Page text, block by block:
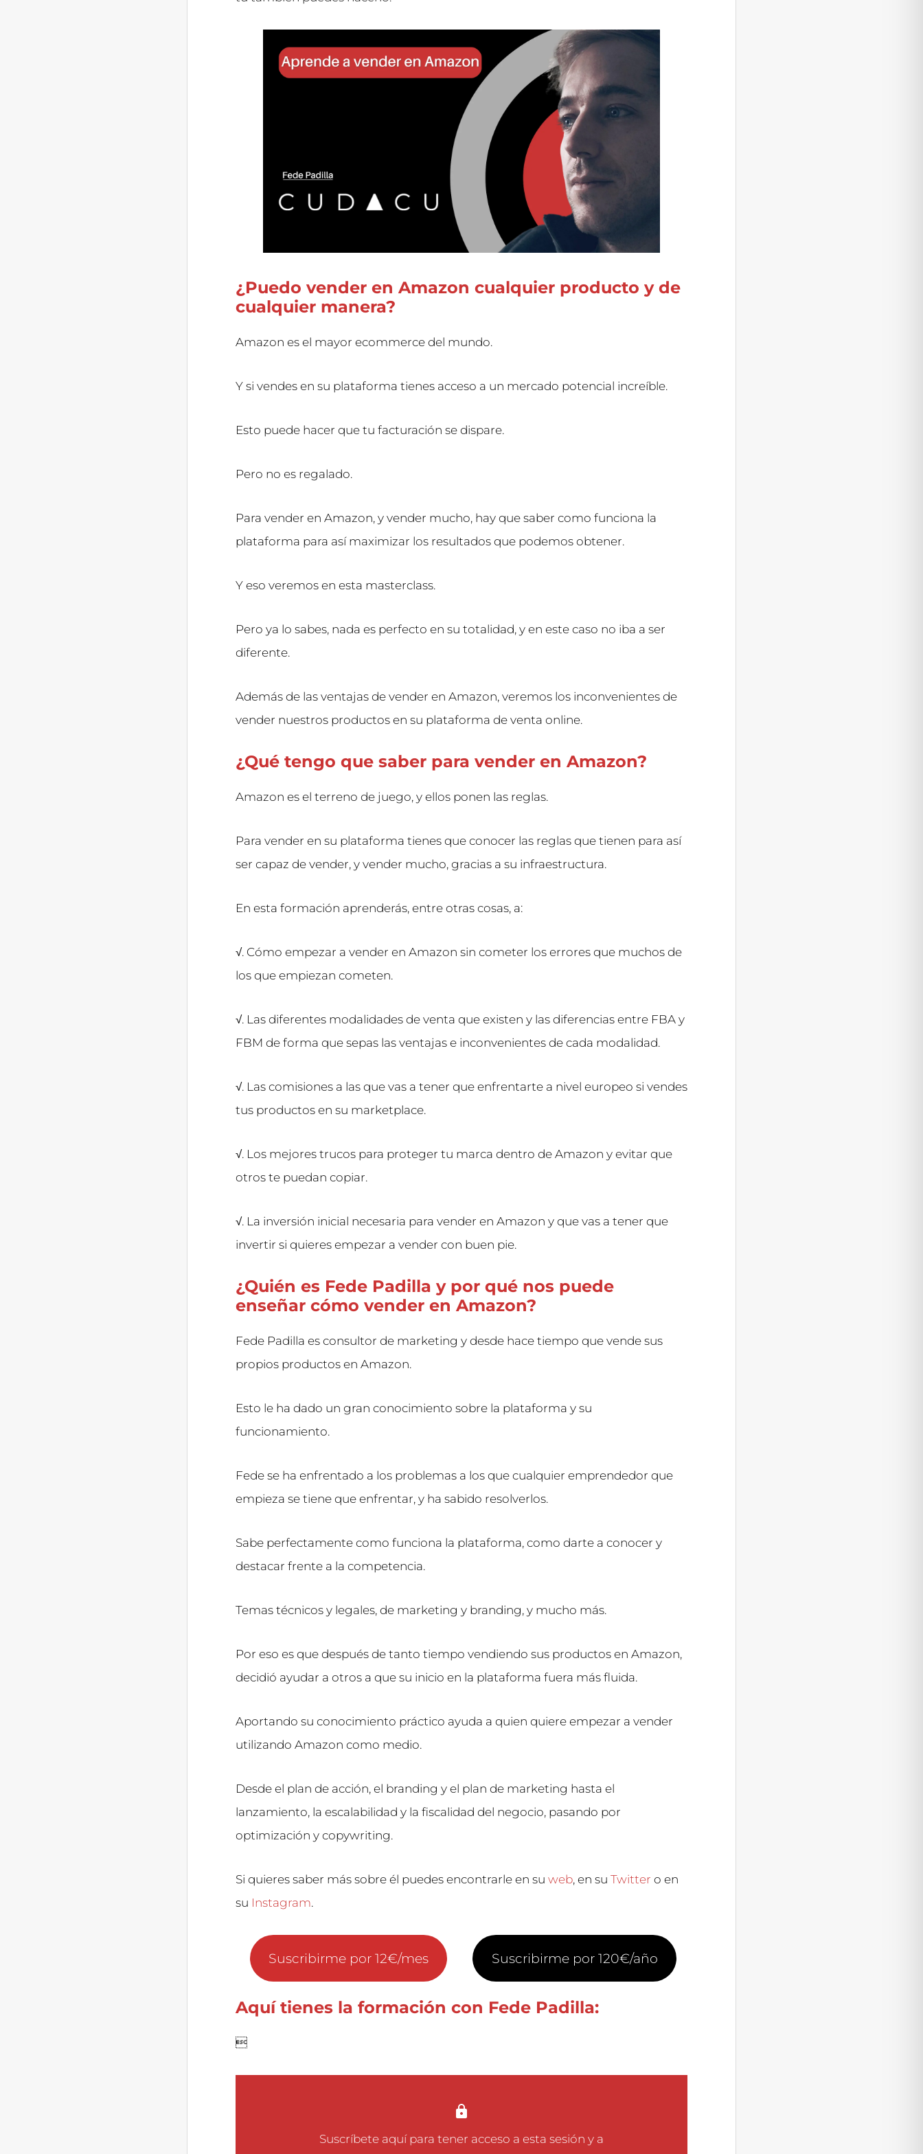
¿Puedo vender en Amazon cualquier producto y de
cualquier manera?
Amazon es el mayor ecommerce del mundo.
Y si vendes en su plataforma tienes acceso a un mercado potencial increíble.
Esto puede hacer que tu facturación se dispare.
Pero no es regalado.
Para vender en Amazon, y vender mucho, hay que saber como funciona la
plataforma para así maximizar los resultados que podemos obtener.
Y eso veremos en esta masterclass.
Pero ya lo sabes, nada es perfecto en su totalidad, y en este caso no iba a ser
diferente.
Además de las ventajas de vender en Amazon, veremos los inconvenientes de
vender nuestros productos en su plataforma de venta online.
¿Qué tengo que saber para vender en Amazon?
Amazon es el terreno de juego, y ellos ponen las reglas.
Para vender en su plataforma tienes que conocer las reglas que tienen para así
ser capaz de vender, y vender mucho, gracias a su infraestructura.
En esta formación aprenderás, entre otras cosas, a:
√. Cómo empezar a vender en Amazon sin cometer los errores que muchos de
los que empiezan cometen.
√. Las diferentes modalidades de venta que existen y las diferencias entre FBA y
FBM de forma que sepas las ventajas e inconvenientes de cada modalidad.
√. Las comisiones a las que vas a tener que enfrentarte a nivel europeo si vendes
tus productos en su marketplace.
√. Los mejores trucos para proteger tu marca dentro de Amazon y evitar que
otros te puedan copiar.
√. La inversión inicial necesaria para vender en Amazon y que vas a tener que
invertir si quieres empezar a vender con buen pie.
¿Quién es Fede Padilla y por qué nos puede
enseñar cómo vender en Amazon?
Fede Padilla es consultor de marketing y desde hace tiempo que vende sus
propios productos en Amazon.
Esto le ha dado un gran conocimiento sobre la plataforma y su
funcionamiento.
Fede se ha enfrentado a los problemas a los que cualquier emprendedor que
empieza se tiene que enfrentar, y ha sabido resolverlos.
Sabe perfectamente como funciona la plataforma, como darte a conocer y
destacar frente a la competencia.
Temas técnicos y legales, de marketing y branding, y mucho más.
Por eso es que después de tanto tiempo vendiendo sus productos en Amazon,
decidió ayudar a otros a que su inicio en la plataforma fuera más fluida.
Aportando su conocimiento práctico ayuda a quien quiere empezar a vender
utilizando Amazon como medio.
Desde el plan de acción, el branding y el plan de marketing hasta el
lanzamiento, la escalabilidad y la fiscalidad del negocio, pasando por
optimización y copywriting.
Si quieres saber más sobre él puedes encontrarle en su web, en su Twitter o en
su Instagram.
Suscribirme por 12€/mes Suscribirme por 120€/año
Aquí tienes la formación con Fede Padilla:

Suscríbete aquípara tener acceso a esta sesión y a